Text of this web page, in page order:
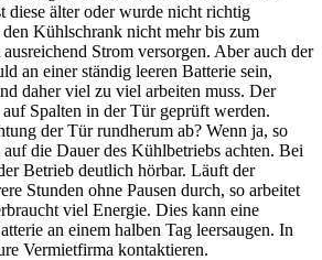
diese älter oder wurde nicht richtig
Kühlschrank nicht mehr bis zum
Strom versorgen. Aber auch der
an einer ständig leeren Batterie sein,
daher viel zu viel arbeiten muss. Der
Spalten in der Tür geprüft werden.
der Tür rundherum ab? Wenn ja, so
die Dauer des Kühlbetriebs achten. Bei
Betrieb deutlich hörbar. Läuft der
Stunden ohne Pausen durch, so arbeitet
viel Energie. Dies kann eine
an einem halben Tag leersaugen. In
Vermietfirma kontaktieren.